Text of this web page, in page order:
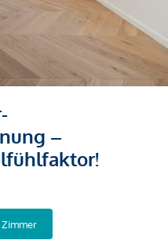
–
Zimmer